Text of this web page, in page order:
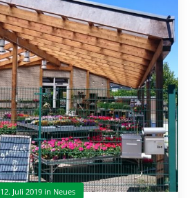
12. Juli 2019in Neues